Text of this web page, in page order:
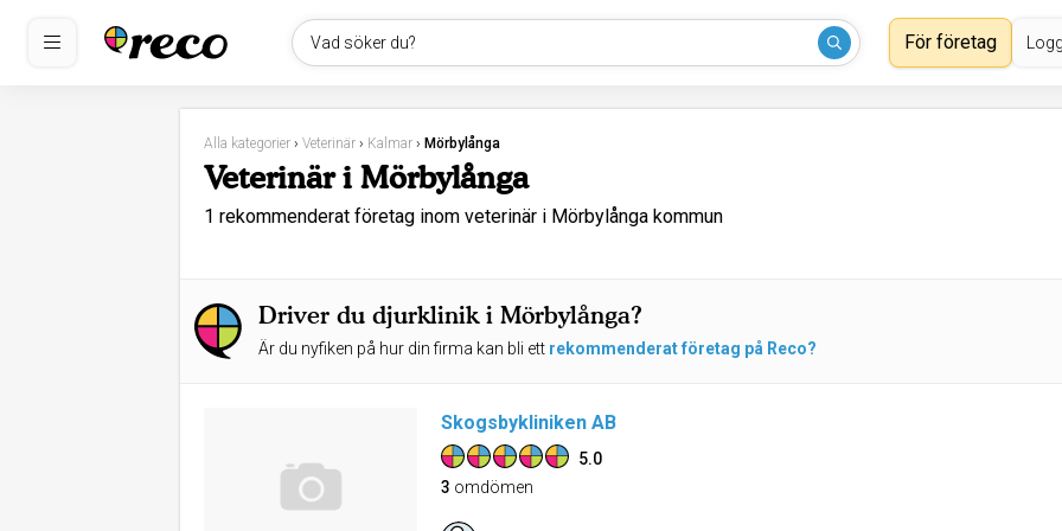
Vad söker du? För företag
Alla kategorier › Veterinär › Kalmar › Mörbylånga
Veterinär i Mörbylånga
1 rekommenderat företag inom veterinär i Mörbylånga kommun
Driver du djurklinik i Mörbylånga?
Är du nyfiken på hur din firma kan bli ett rekommenderat företag på Reco?
Skogsbykliniken AB
5.0
3 omdömen